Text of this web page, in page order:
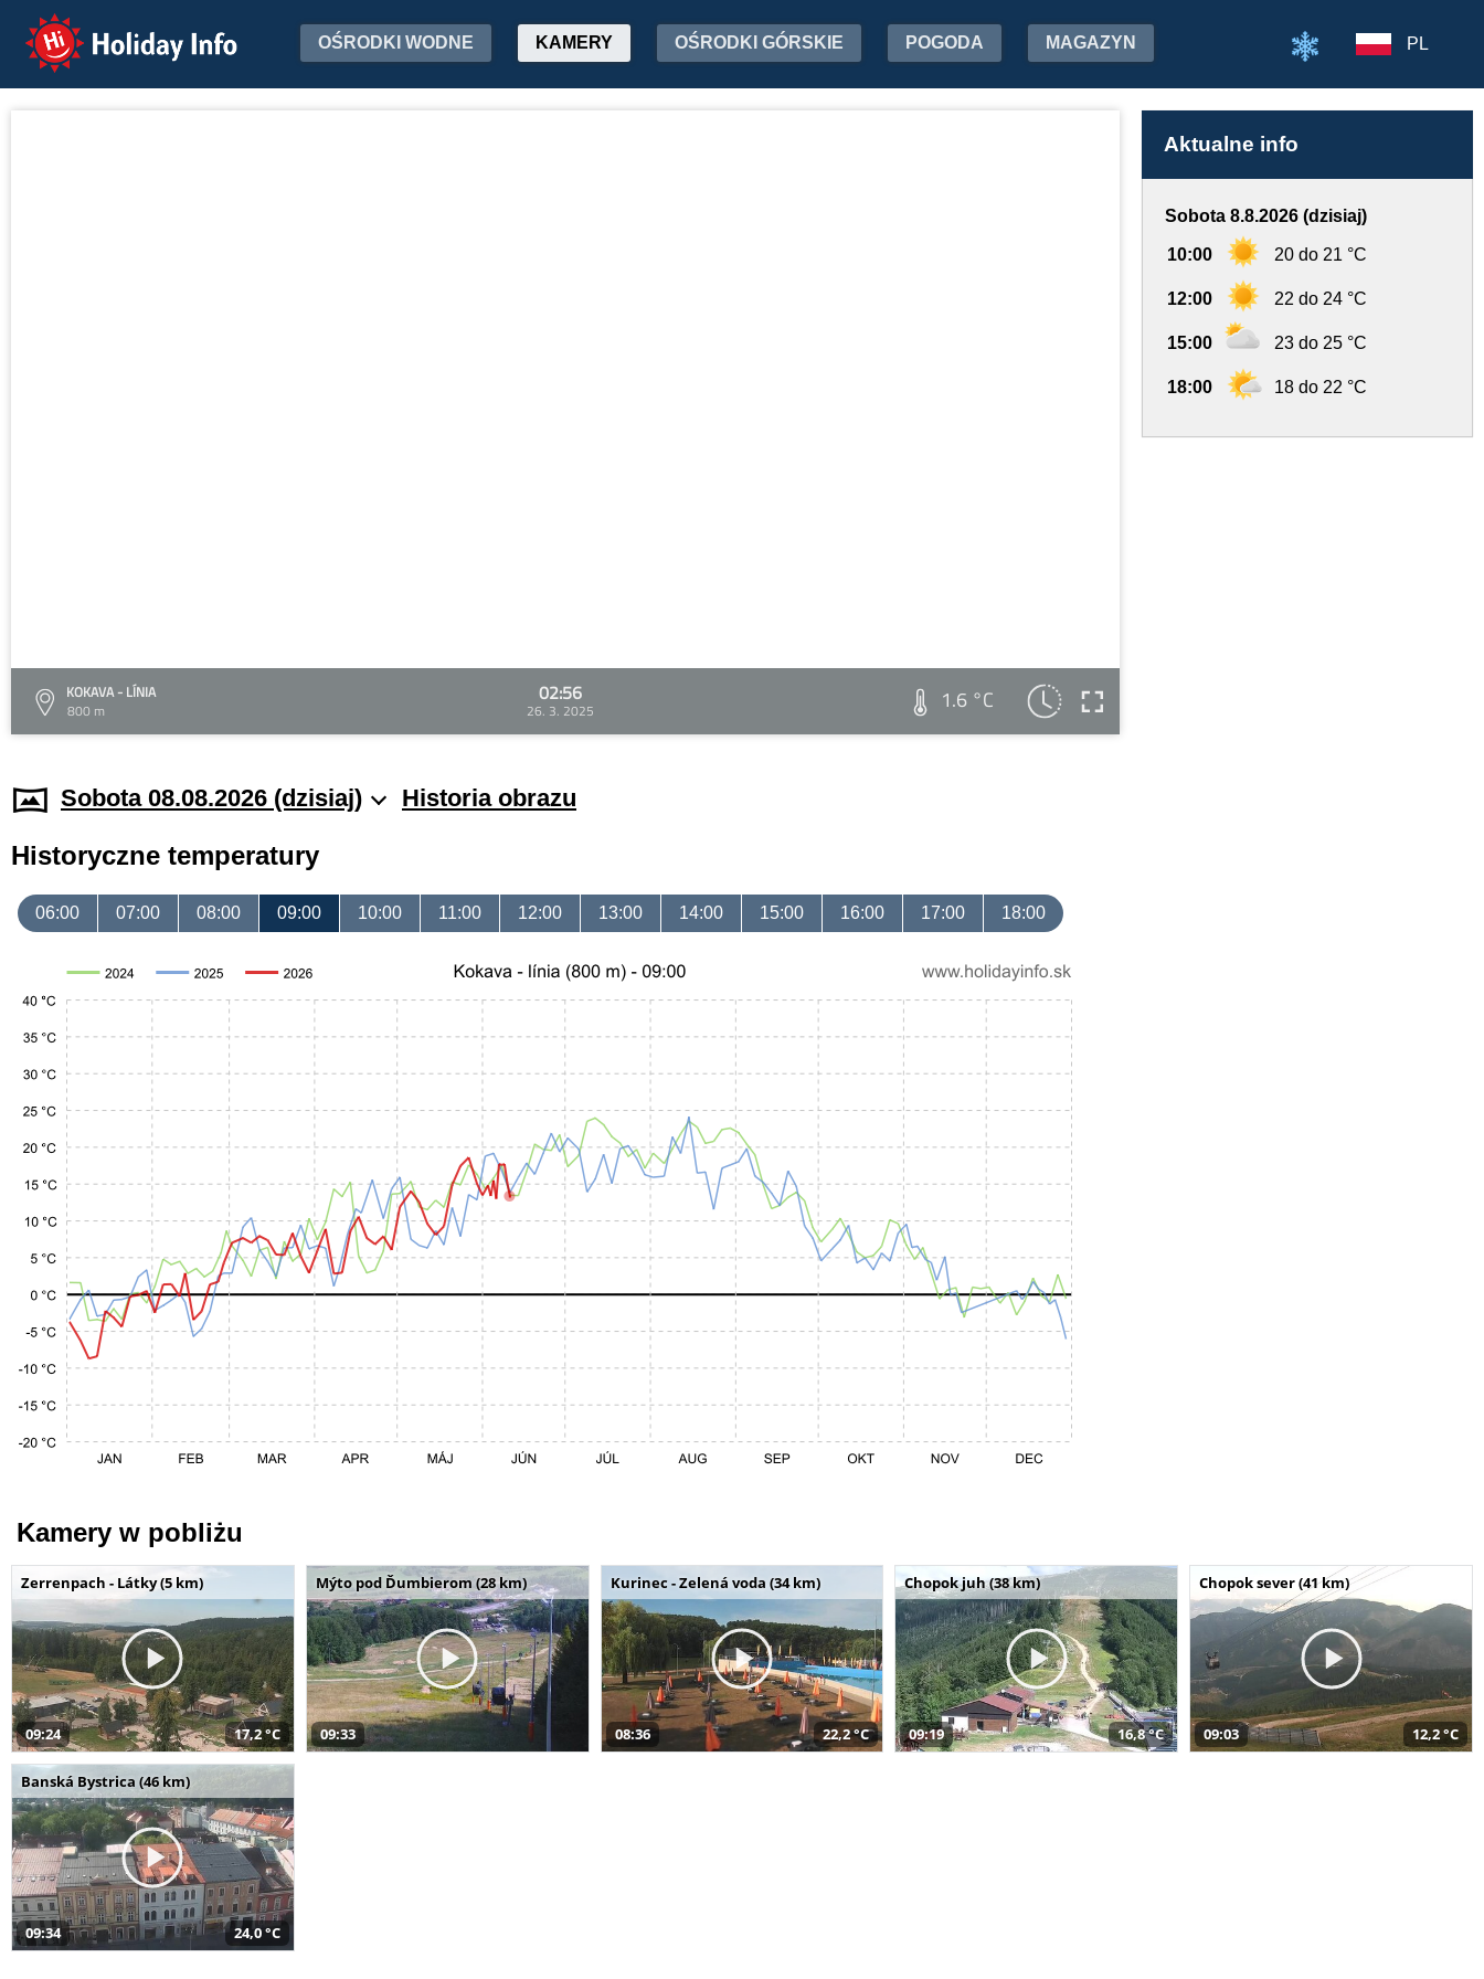
Holiday Info OŚRODKI WODNE KAMERY OŚRODKI GÓRSKIE POGODA MAGAZYN PL
KOKAVA - LÍNIA
800 m
02:56
26. 3. 2025 1.6 °C
Aktualne info
Sobota 8.8.2026 (dzisiaj)
10:00 20 do 21 °C
12:00 22 do 24 °C
15:00 23 do 25 °C
18:00 18 do 22 °C
Sobota 08.08.2026 (dzisiaj) Historia obrazu
Historyczne temperatury
06:00 07:00 08:00 09:00 10:00 11:00 12:00 13:00 14:00 15:00 16:00 17:00 18:00
Kamery w pobliżu
Zerrenpach - Látky (5 km)
09:24 17,2 °C
Mýto pod Ďumbierom (28 km)
09:33
Kurinec - Zelená voda (34 km)
08:36 22,2 °C
Chopok juh (38 km)
09:19 16,8 °C
Chopok sever (41 km)
09:03 12,2 °C
Banská Bystrica (46 km)
09:34 24,0 °C